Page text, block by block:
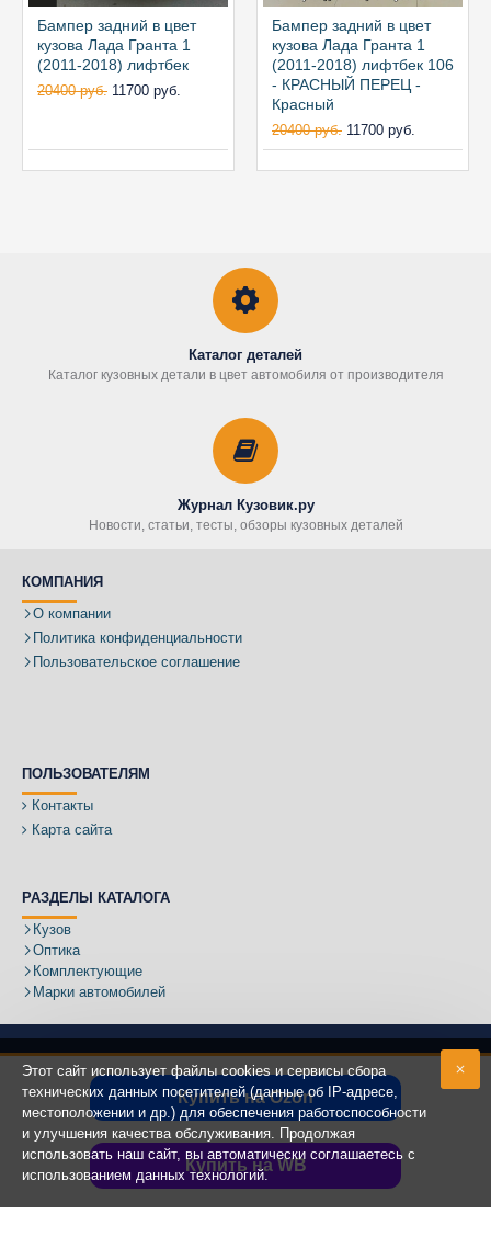
Купить на Ozon
Купить на WB
Бампер задний в цвет
кузова Лада Гранта 1
(2011-2018) лифтбек
20400 руб. 11700 руб.
Бампер задний в цвет
кузова Лада Гранта 1
(2011-2018) лифтбек 106
- КРАСНЫЙ ПЕРЕЦ -
Красный
20400 руб. 11700 руб.
Каталог деталей
Каталог кузовных детали в цвет автомобиля от производителя
Журнал Кузовик.ру
Новости, статьи, тесты, обзоры кузовных деталей
КОМПАНИЯ
О компании
Политика конфиденциальности
Пользовательское соглашение
ПОЛЬЗОВАТЕЛЯМ
Контакты
Карта сайта
РАЗДЕЛЫ КАТАЛОГА
Кузов
Оптика
Комплектующие
Марки автомобилей
Адрес:
Copyright ©2020 - 2025КУЗОВИК.РУ
Этот сайт использует файлы cookies и сервисы сбора
технических данных посетителей (данные об IP-адресе,
местоположении и др.) для обеспечения работоспособности
и улучшения качества обслуживания. Продолжая
использовать наш сайт, вы автоматически соглашаетесь с
использованием данных технологий.